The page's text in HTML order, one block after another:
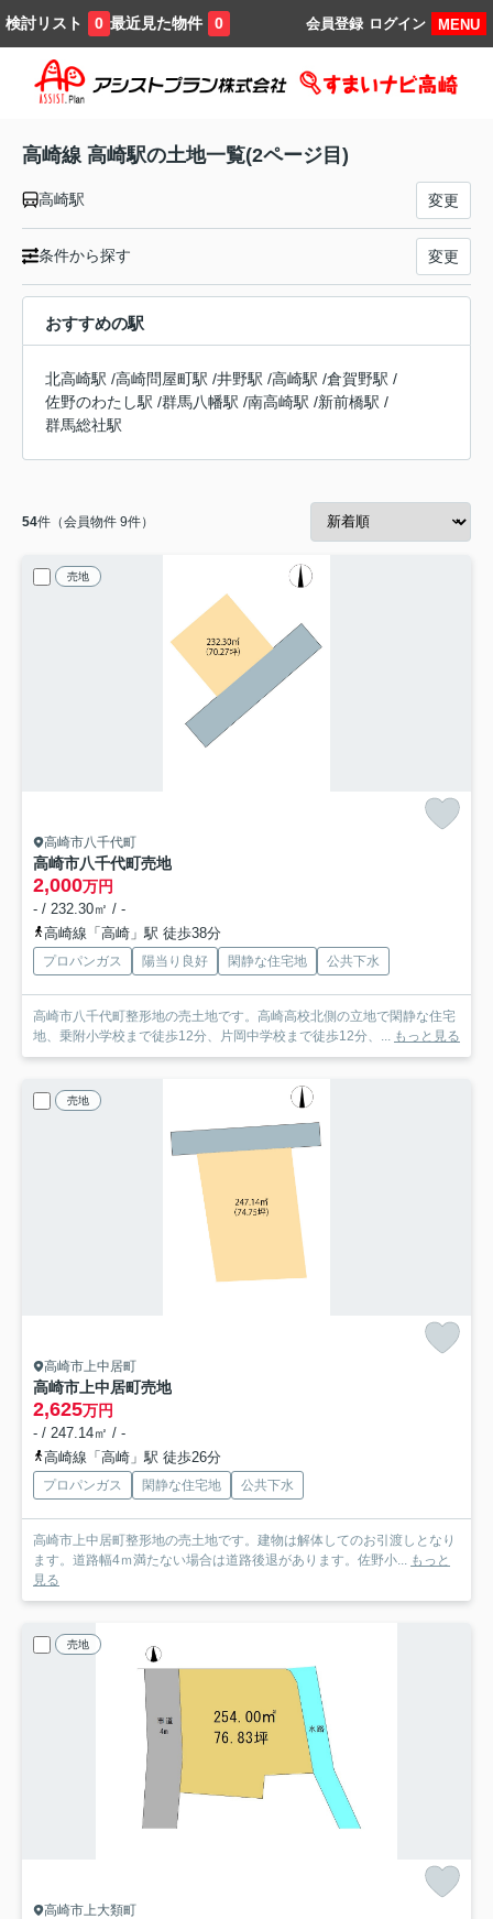
検討リスト 0 最近見た物件 0 MENU
ログイン
会員登録
高崎線 高崎駅の土地一覧(2ページ目)
高崎駅 変更
条件から探す 変更
おすすめの駅
北高崎駅 /高崎問屋町駅 /井野駅 /高崎駅 /倉賀野駅 /
佐野のわたし駅 /群馬八幡駅 /南高崎駅 /新前橋駅 /
群馬総社駅
54件（会員物件 9件）
売地
高崎市八千代町
高崎市八千代町売地
2,000万円
- / 232.30㎡ / -
高崎線「高崎」駅 徒歩38分
プロパンガス 陽当り良好 閑静な住宅地 公共下水
高崎市八千代町整形地の売土地です。高崎高校北側の立地で閑静な住宅
地、乗附小学校まで徒歩12分、片岡中学校まで徒歩12分、...
もっと見る
売地
高崎市上中居町
高崎市上中居町売地
2,625万円
- / 247.14㎡ / -
高崎線「高崎」駅 徒歩26分
プロパンガス 閑静な住宅地 公共下水
高崎市上中居町整形地の売土地です。建物は解体してのお引渡しとなり
ます。道路幅4ｍ満たない場合は道路後退があります。佐野小...
もっと
見る
売地
高崎市上大類町